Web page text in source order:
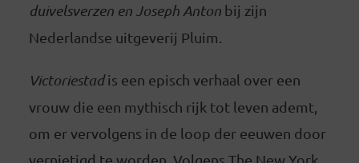
duivelsverzen en Joseph Antonbij zijn
Nederlandse uitgeverij Pluim.
Victoriestadis een episch verhaal over een
vrouw die een mythisch rijk tot leven ademt,
om er vervolgens in de loop der eeuwen door
vernietigd te worden. Volgens The New York